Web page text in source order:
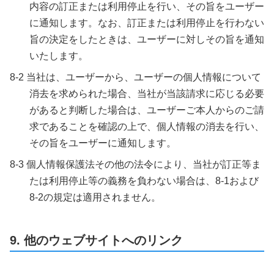
内容の訂正または利用停止を行い、その旨をユーザー
に通知します。なお、訂正または利用停止を行わない
旨の決定をしたときは、ユーザーに対しその旨を通知
いたします。
8-2 当社は、ユーザーから、ユーザーの個人情報について
消去を求められた場合、当社が当該請求に応じる必要
があると判断した場合は、ユーザーご本人からのご請
求であることを確認の上で、個人情報の消去を行い、
その旨をユーザーに通知します。
8-3 個人情報保護法その他の法令により、当社が訂正等ま
たは利用停止等の義務を負わない場合は、8-1および
8-2の規定は適用されません。
9. 他のウェブサイトへのリンク